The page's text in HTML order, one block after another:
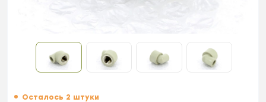
Осталось 2 штуки